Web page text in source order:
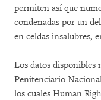
permiten así que
condenadas por un
en celdas insalubres,
Los datos disponibles
Penitenciario
los cuales Human